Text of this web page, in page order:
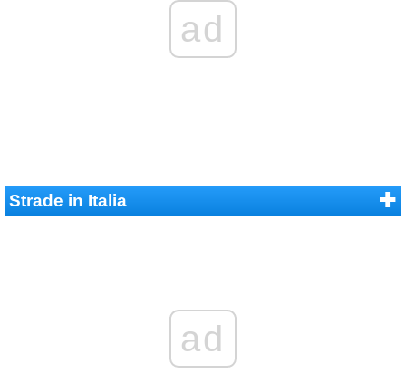
ad
Strade in Italia
ad